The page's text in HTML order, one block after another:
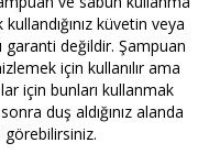
küvetin veya
garanti değildir. Şampuan
için kullanılır ama
için bunları kullanmak
duş aldığınız alanda
görebilirsiniz.